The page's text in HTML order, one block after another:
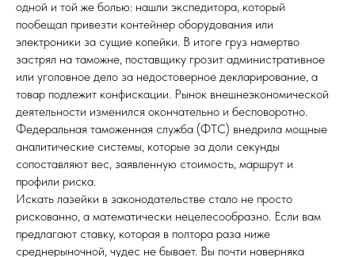
одной и той же болью: нашли экспедитора, который
пообещал привезти контейнер оборудования или
электроники за сущие копейки. В итоге груз намертво
застрял на таможне, поставщику грозит административное
или уголовное дело за недостоверное декларирование, а
товар подлежит конфискации. Рынок внешнеэкономической
деятельности изменился окончательно и бесповоротно.
Федеральная таможенная служба (ФТС) внедрила мощные
аналитические системы, которые за доли секунды
сопоставляют вес, заявленную стоимость, маршрут и
профили риска.
Искать лазейки в законодательстве стало не просто
рискованно, а математически нецелесообразно. Если вам
предлагают ставку, которая в полтора раза ниже
среднерыночной, чудес не бывает. Вы почти наверняка